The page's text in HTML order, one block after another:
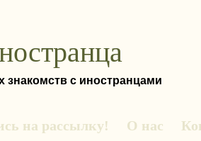
с иностранцами
на рассылку! О нас